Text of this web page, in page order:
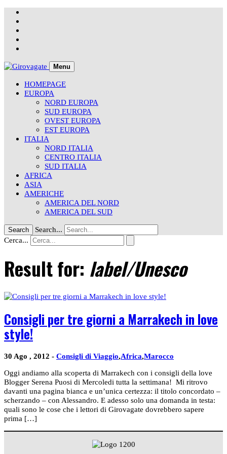
Skip
content
Menu
HOMEPAGE
EUROPA
NORD EUROPA
SUD EUROPA
OVEST EUROPA
EST EUROPA
ITALIA
NORD ITALIA
CENTRO ITALIA
SUD ITALIA
AFRICA
ASIA
AMERICHE
AMERICA DEL NORD
AMERICA DEL SUD
Search
Search...
Cerca...
Result for: label/Unesco
Consigli per tre giorni a Marrakech in love
style!
30 Ago , 2012 - Consigli di Viaggio,Africa,Marocco
Oggi andiamo alla scoperta di Marrakech con i consigli della love
Blogger Serena Puosi di Mercoledi tutta la settimana! Mi ritrovo
davanti una pagina bianca e un’unica certezza: il titolo concordato –
scherzando – con Alessandro. E adesso solo una domanda in testa:
quali sono le cose che i lettori di Girovagate dovrebbero sapere
prima […]